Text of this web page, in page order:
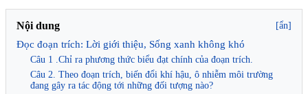
Nội dung [ẩn]
Đọc đoạn trích: Lời giới thiệu, Sống xanh không khó
Câu 1 .Chỉ ra phương thức biểu đạt chính của đoạn trích.
Câu 2. Theo đoạn trích, biến đổi khí hậu, ô nhiễm môi trường
đang gây ra tác động tới những đối tượng nào?